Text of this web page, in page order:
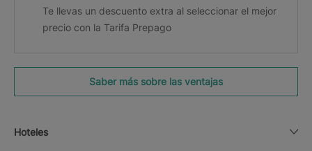
Te llevas un descuento extra al seleccionar el mejor
precio con la Tarifa Prepago
Saber más sobre las ventajas
Hoteles